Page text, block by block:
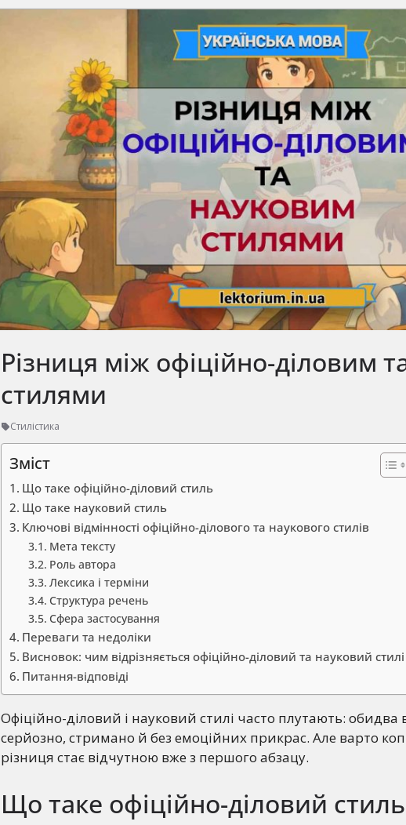
Різниця між офіційно-діловим
стилями
Стилістика
Зміст
Що таке офіційно-діловий стиль
Що таке науковий стиль
Ключові відмінності офіційно-ділового та наукового стилів
Мета тексту
Роль автора
Лексика і терміни
Структура речень
Сфера застосування
Переваги та недоліки
Висновок: чим відрізняється офіційно-діловий та науковий стилі
Питання-відповіді
Офіційно-діловий і науковий стилі часто плутають:
серйозно, стримано й без емоційних прикрас. Але варто
різниця стає відчутною вже з першого абзацу.
Що таке офіційно-діловий стиль